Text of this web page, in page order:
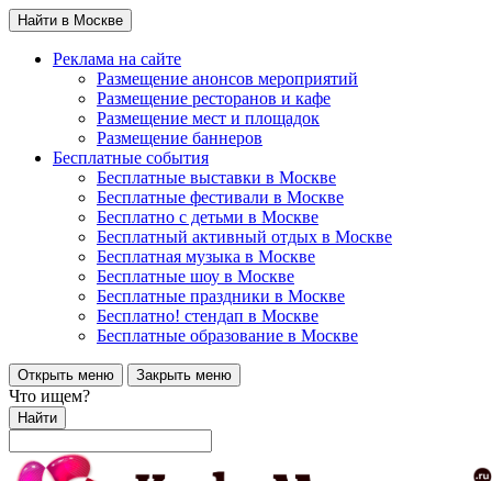
Найти в Москве
Реклама на сайте
Размещение анонсов мероприятий
Размещение ресторанов и кафе
Размещение мест и площадок
Размещение баннеров
Бесплатные события
Бесплатные выставки в Москве
Бесплатные фестивали в Москве
Бесплатно с детьми в Москве
Бесплатный активный отдых в Москве
Бесплатная музыка в Москве
Бесплатные шоу в Москве
Бесплатные праздники в Москве
Бесплатно! стендап в Москве
Бесплатные образование в Москве
Открыть меню Закрыть меню
Что ищем?
Найти